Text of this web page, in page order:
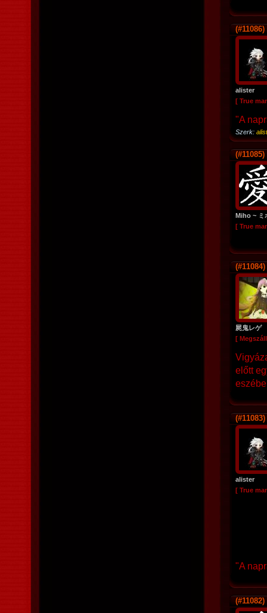
(#11086)
alister
[ True
"A
Szerk:
(#11085)
Miho ~ ミ
[ True
(#11084)
屍鬼レゲ
[
előtt
(#11083)
alister
[ True
"A
(#11082)